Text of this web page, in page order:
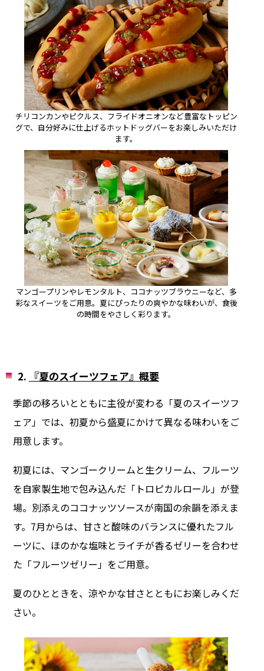
チリコンカンやピクルス、フライドオニオンなど豊富なトッピン
グで、自分好みに仕上げるホットドッグバーをお楽しみいただけ
ます。
マンゴープリンやレモンタルト、ココナッツブラウニーなど、多
彩なスイーツをご用意。夏にぴったりの爽やかな味わいが、食後
の時間をやさしく彩ります。
2. 『夏のスイーツフェア』概要
季節の移ろいとともに主役が変わる「夏のスイーツフ
ェア」では、初夏から盛夏にかけて異なる味わいをご
用意します。
初夏には、マンゴークリームと生クリーム、フルーツ
を自家製生地で包み込んだ「トロピカルロール」が登
場。別添えのココナッツソースが南国の余韻を添えま
す。7月からは、甘さと酸味のバランスに優れたフル
ーツに、ほのかな塩味とライチが香るゼリーを合わせ
た「フルーツゼリー」をご用意。
夏のひとときを、涼やかな甘さとともにお楽しみくだ
さい。